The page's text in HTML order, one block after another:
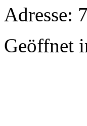
Adresse:
Geöffnet